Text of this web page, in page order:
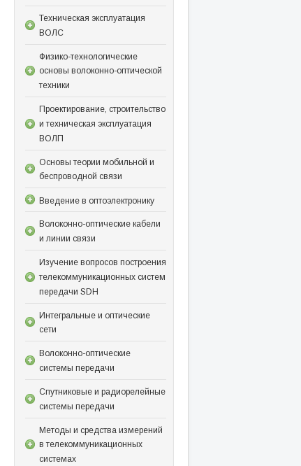
Техническая эксплуатация
ВОЛС
Физико-технологические
основы волоконно-оптической
техники
Проектирование, строительство
и техническая эксплуатация
ВОЛП
Основы теории мобильной и
беспроводной связи
Введение в оптоэлектронику
Волоконно-оптические кабели
и линии связи
Изучение вопросов построения
телекоммуникационных систем
передачи SDH
Интегральные и оптические
сети
Волоконно-оптические
системы передачи
Спутниковые и радиорелейные
системы передачи
Методы и средства измерений
в телекоммуникационных
системах